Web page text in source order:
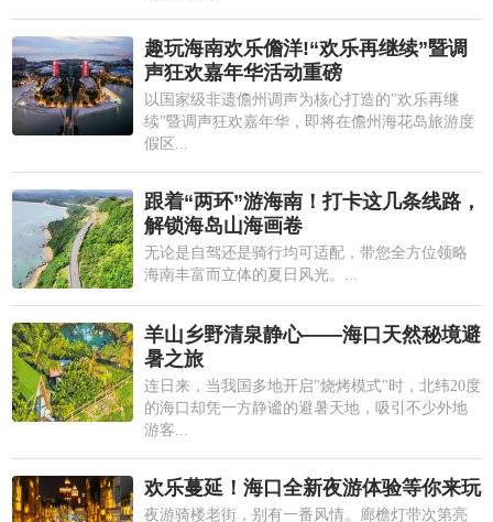
趣玩海南欢乐儋洋!“欢乐再继续”暨调
声狂欢嘉年华活动重磅
以国家级非遗儋州调声为核心打造的"欢乐再继
续"暨调声狂欢嘉年华，即将在儋州海花岛旅游度
假区...
跟着“两环”游海南！打卡这几条线路，
解锁海岛山海画卷
无论是自驾还是骑行均可适配，带您全方位领略
海南丰富而立体的夏日风光。...
羊山乡野清泉静心——海口天然秘境避
暑之旅
连日来，当我国多地开启"烧烤模式"时，北纬20度
的海口却凭一方静谧的避暑天地，吸引不少外地
游客...
欢乐蔓延！海口全新夜游体验等你来玩
夜游骑楼老街，别有一番风情。廊檐灯带次第亮